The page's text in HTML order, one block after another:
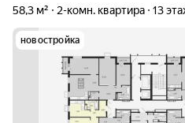
58,3 м²
2-комн. квартира 13
новостройка